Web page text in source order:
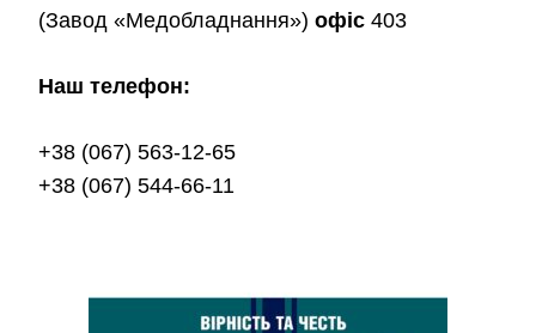
(Завод «Медобладнання») офіс 403
Наш телефон:
+38 (067) 563-12-65
+38 (067) 544-66-11